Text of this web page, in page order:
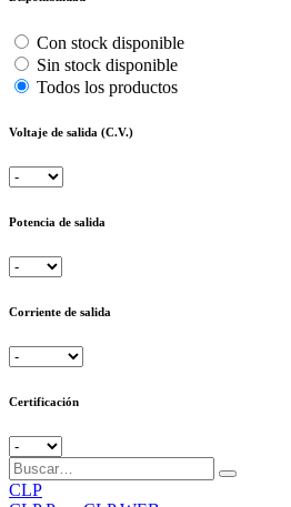
Con stock disponible
Sin stock disponible
Todos los productos
Voltaje de salida (C.V.)
Potencia de salida
Corriente de salida
Certificación
CLP